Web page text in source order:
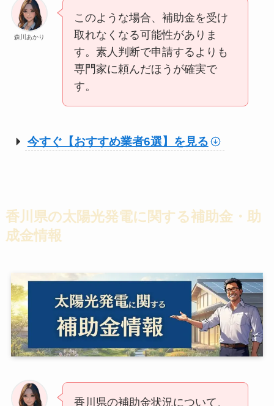
森川あかり
このような場合、補助金を受け
取れなくなる可能性がありま
す。素人判断で申請するよりも
専門家に頼んだほうが確実で
す。
今すぐ【おすすめ業者6選】を見る
香川県の太陽光発電に関する補助金・助
成金情報
香川県の補助金状況について、